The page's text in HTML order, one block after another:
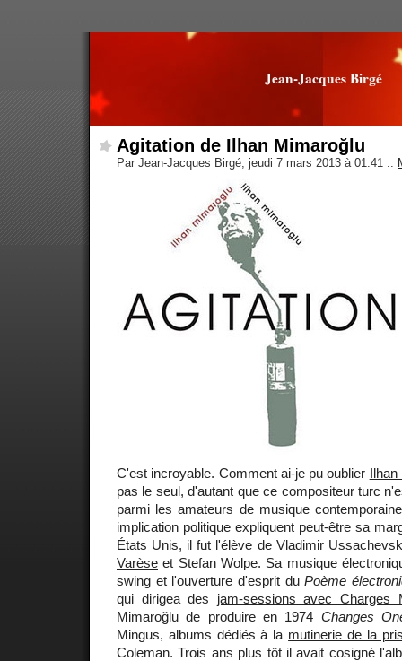
Jean-Jacques Birgé
Agitation de Ilhan Mimaroğlu
Par Jean-Jacques Birgé, jeudi 7 mars 2013 à 01:41 ::
C'est incroyable. Comment ai-je pu oublier Ilhan
pas le seul, d'autant que ce compositeur turc
parmi les amateurs de musique
implication politique expliquent peut-être sa
États Unis, il fut l'élève de Vladimir
Varèse et Stefan Wolpe. Sa musique
swing et l'ouverture d'esprit duPoème
qui dirigea des jam-sessions avec Charges
Mimaroğlu de produire en 1974 Changes
Mingus, albums dédiés à la mutinerie de la
Coleman. Trois ans plus tôt il avait cosigné